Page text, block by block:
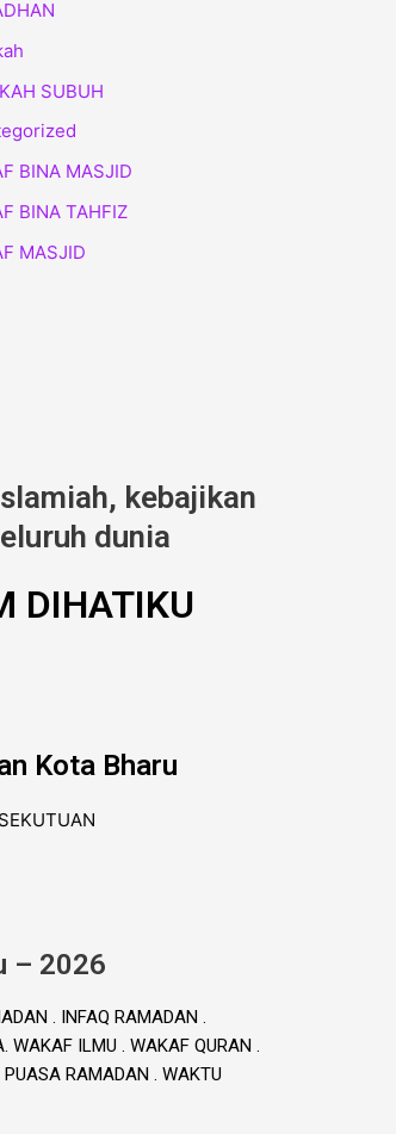
SUBUH
BINA MASJID
BINA TAHFIZ
MASJID
kebajikan
dunia
DIHATIKU
Kota Bharu
– 2026
. INFAQ RAMADAN .
WAKAF ILMU . WAKAF QURAN .
RAMADAN . WAKTU